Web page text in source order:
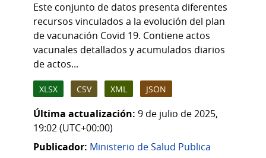
Este conjunto de datos presenta diferentes
recursos vinculados a la evolución del plan
de vacunación Covid 19. Contiene actos
vacunales detallados y acumulados diarios
de actos...
XLSX CSV XML JSON
Última actualización: 9 de julio de 2025,
19:02 (UTC+00:00)
Publicador: Ministerio de Salud Publica